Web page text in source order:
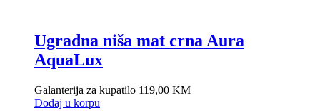
Ugradna niša mat crna Aura
AquaLux
Galanterija za kupatilo 119,00 KM
Dodaj u korpu